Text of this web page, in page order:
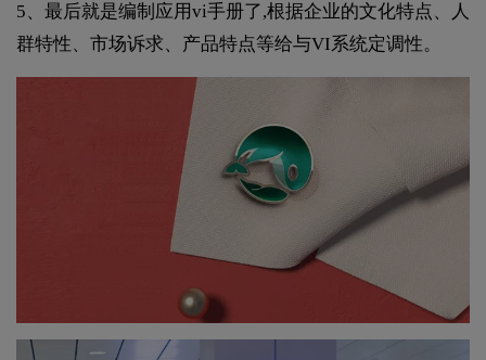
5、最后就是编制应用vi手册了,根据企业的文化特点、人
群特性、市场诉求、产品特点等给与VI系统定调性。